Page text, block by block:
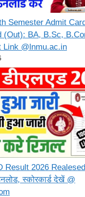
Semester Admit
(Out): BA, B.Sc,
Link @lnmu.ac.in
Result 2026
स्कोरकार्ड देखें @